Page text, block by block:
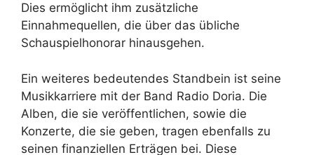
Dies ermöglicht ihm zusätzliche
Einnahmequellen, die über das übliche
Schauspielhonorar hinausgehen.
Ein weiteres bedeutendes Standbein ist seine
Musikkarriere mit der Band Radio Doria. Die
Alben, die sie veröffentlichen, sowie die
Konzerte, die sie geben, tragen ebenfalls zu
seinen finanziellen Erträgen bei. Diese